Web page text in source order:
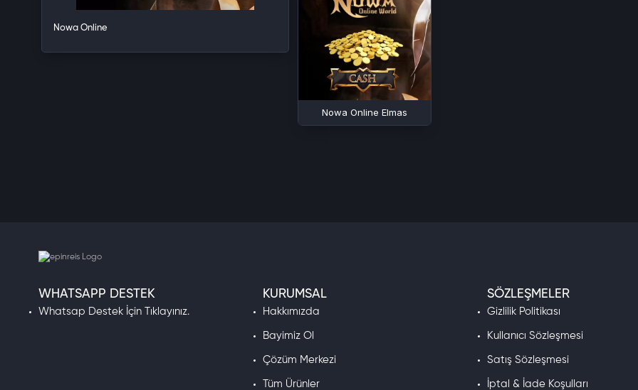
Nowa Online
Nowa Online Elmas
WHATSAPP DESTEK
Whatsap Destek İçin Tıklayınız.
KURUMSAL
Hakkımızda
Bayimiz Ol
Çözüm Merkezi
Tüm Ürünler
SÖZLEŞMELER
Gizlilik Politikası
Kullanıcı Sözleşmesi
Satış Sözleşmesi
İptal & İade Koşulları